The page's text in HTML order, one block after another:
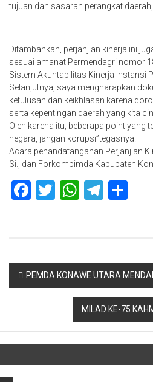
tujuan dan sasaran perangkat
Ditambahkan, perjanjian kinerja ini
sesuai amanat Permendagri nomor
Sistem Akuntabilitas Kinerja Instansi
Selanjutnya, saya mengharapkan
ketulusan dan keikhlasan karena
serta kepentingan daerah yang kita
Oleh karena itu, beberapa point yang
negara, jangan korupsi”tegasnya.
Acara penandatanganan Perjanjian
Si., dan Forkompimda Kabupaten
Facebook
Twitter
Navigasi
pos
PEMDA KONAWE UTARA
MILAD KE-75